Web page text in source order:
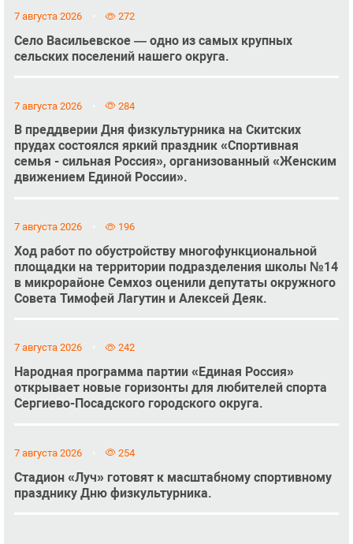
7 августа 2026 272
Село Васильевское — одно из самых крупных
сельских поселений нашего округа.
7 августа 2026 284
В преддверии Дня физкультурника на Скитских
прудах состоялся яркий праздник «Спортивная
семья - сильная Россия», организованный «Женским
движением Единой России».
7 августа 2026 196
Ход работ по обустройству многофункциональной
площадки на территории подразделения школы №14
в микрорайоне Семхоз оценили депутаты окружного
Совета Тимофей Лагутин и Алексей Деяк.
7 августа 2026 242
Народная программа партии «Единая Россия»
открывает новые горизонты для любителей спорта
Сергиево-Посадского городского округа.
7 августа 2026 254
Стадион «Луч» готовят к масштабному спортивному
празднику Дню физкультурника.